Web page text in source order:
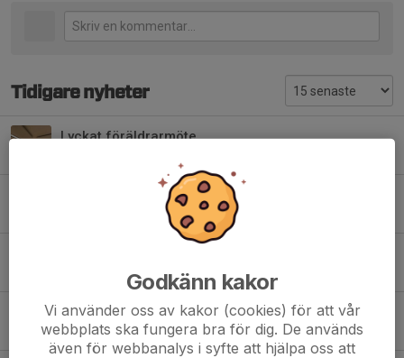
Tidigare nyheter
Lyckat föräldrarmöte
Välkommen på föräldrarmöte
0
Julavslutning för bollkul
9 dec 2022 1
Godkänn kakor
Vi använder oss av kakor (cookies) för att vår
webbplats ska fungera bra för dig. De används
även för webbanalys i syfte att hjälpa oss att